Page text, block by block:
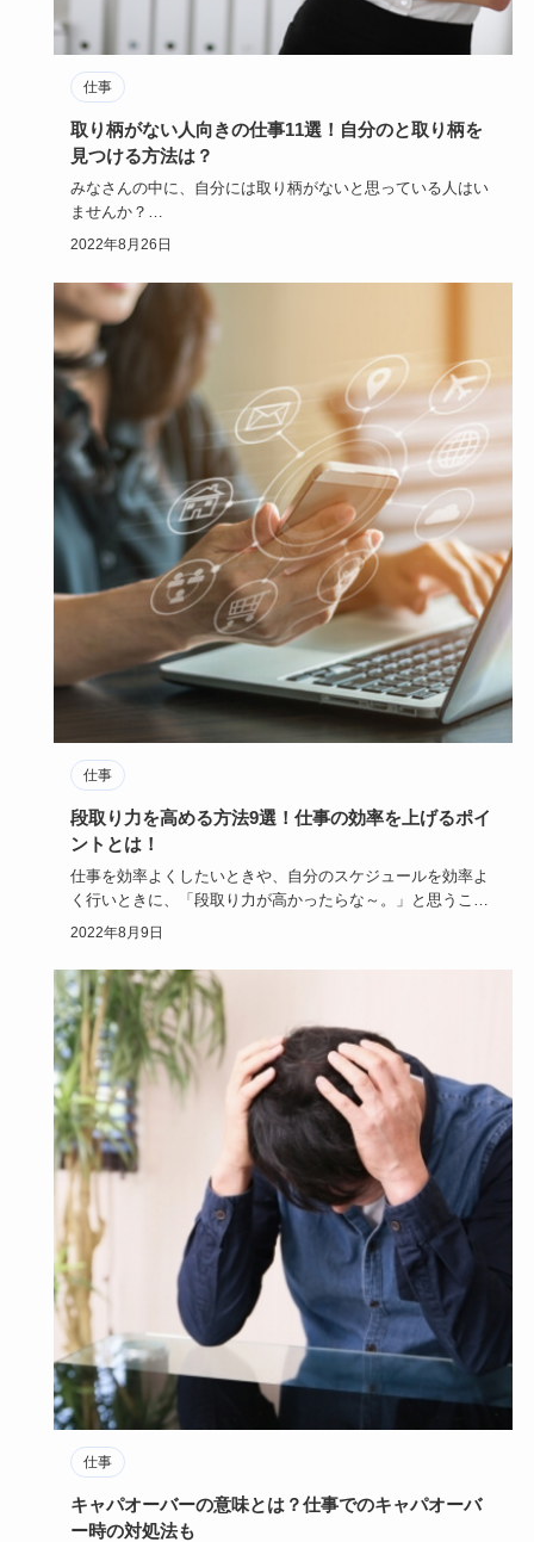
仕事
取り柄がない人向きの仕事11選！自分のと取り柄を
見つける方法は？
みなさんの中に、自分には取り柄がないと思っている人はい
ませんか？
または、取り柄がないから今の仕事は自分に合っていない、
2022年8月26日
仕事
段取り力を高める方法9選！仕事の効率を上げるポイ
ントとは！
仕事を効率よくしたいときや、自分のスケジュールを効率よ
く行いときに、「段取り力が高かったらな～。」と思うこと
がありませんか…
2022年8月9日
仕事
キャパオーバーの意味とは？仕事でのキャパオーバ
ー時の対処法も